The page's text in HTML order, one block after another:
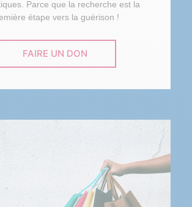
Parce que la recherche est la
étape vers la guérison !
FAIRE UN DON